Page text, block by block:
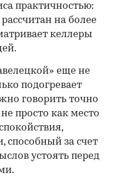
практичностью:
рассчитан на более
келлеры
еще не
подогревает
говорить точно
не просто как место
способный за счет
устоять перед